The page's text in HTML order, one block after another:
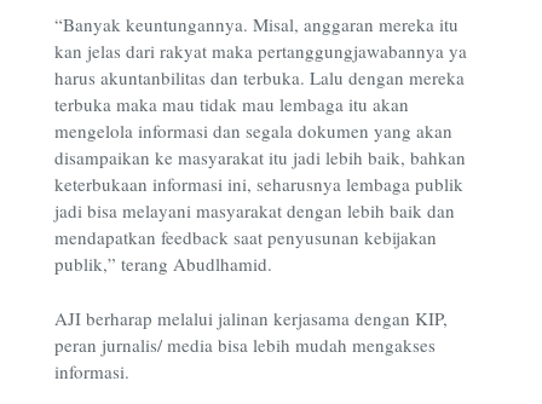
“Banyak keuntungannya. Misal, anggaran mereka itu
kan jelas dari rakyat maka pertanggungjawabannya ya
harus akuntanbilitas dan terbuka. Lalu dengan mereka
terbuka maka mau tidak mau lembaga itu akan
mengelola informasi dan segala dokumen yang akan
disampaikan ke masyarakat itu jadi lebih baik, bahkan
keterbukaan informasi ini, seharusnya lembaga publik
jadi bisa melayani masyarakat dengan lebih baik dan
mendapatkan feedback saat penyusunan kebijakan
publik,” terang Abudlhamid.
AJI berharap melalui jalinan kerjasama dengan KIP,
peran jurnalis/ media bisa lebih mudah mengakses
informasi.